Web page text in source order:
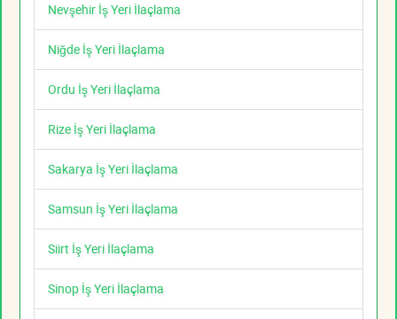
Nevşehir İş Yeri İlaçlama
Niğde İş Yeri İlaçlama
Ordu İş Yeri İlaçlama
Rize İş Yeri İlaçlama
Sakarya İş Yeri İlaçlama
Samsun İş Yeri İlaçlama
Siirt İş Yeri İlaçlama
Sinop İş Yeri İlaçlama